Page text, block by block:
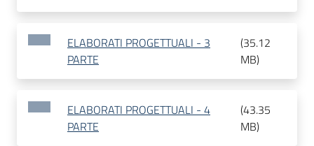
ELABORATI PROGETTUALI - 3
PARTE
(35.12
MB)
ELABORATI PROGETTUALI - 4
PARTE
(43.35
MB)